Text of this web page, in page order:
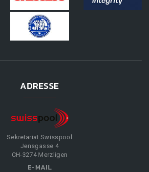
ADRESSE
Sekretariat Swisspool
Jensgasse 4
CH-3274 Merzligen
E-MAIL